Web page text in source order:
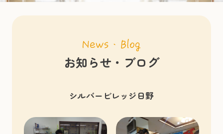
お知らせ・ブログ
シルバービレッジ日野